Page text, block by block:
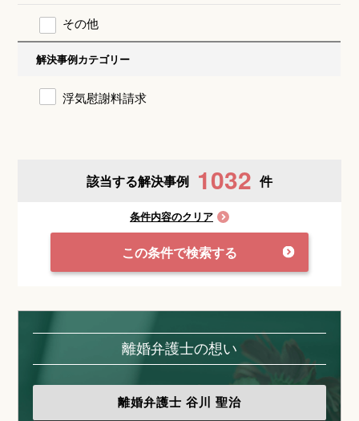
その他
解決事例カテゴリー
浮気慰謝料請求
該当する解決事例 1032 件
条件内容のクリア
この条件で検索する
離婚弁護士の想い
離婚弁護士 谷川 聖治